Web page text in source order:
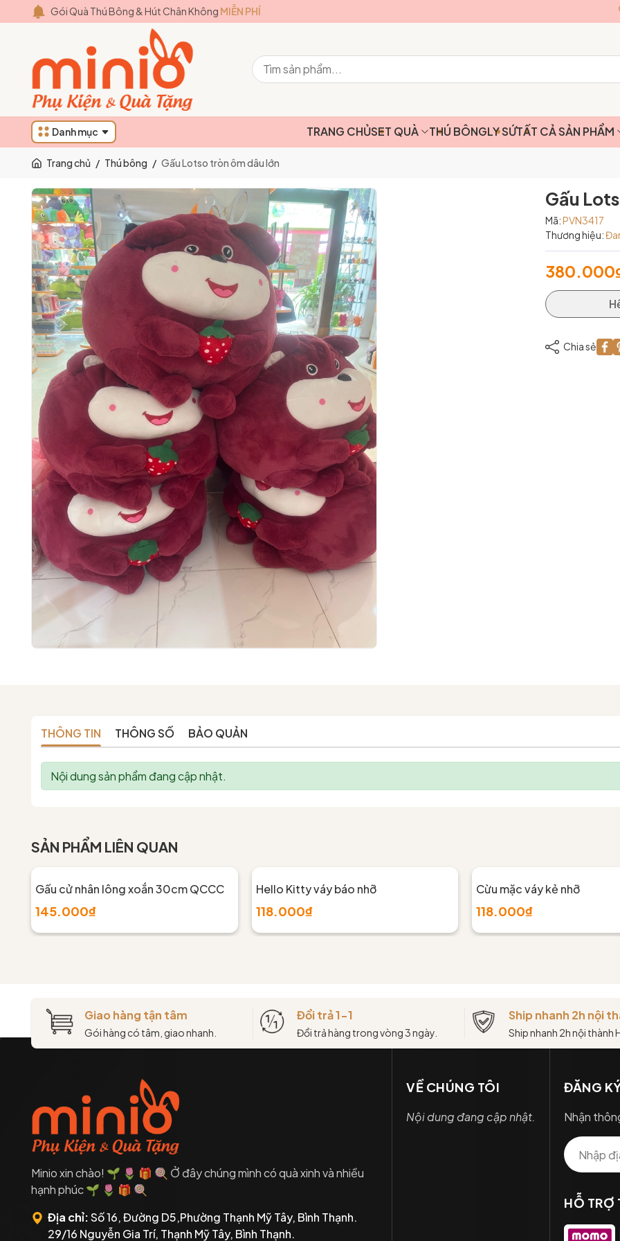
Gói Quà Thú Bông & Hút Chân Không MIỄN PHÍ
Danh mục TRANG CHỦSET QUÀ THÚ BÔNGLY SỨTẤT CẢ SẢN PHẨM
Trang chủ / Thú bông / Gấu Lotso tròn ôm dâu lớn
Gấu
Mã:PVN3417
Thương hiệu:
Chia sẻ
THÔNG TIN THÔNG SỐ BẢO QUẢN
Nội dung sản phẩm đang cập nhật.
SẢN PHẨM LIÊN QUAN
Gấu cử nhân lông xoắn 30cm QCCC
145.000₫
Hello Kitty váy báo nhỡ
118.000₫
Cừu mặc váy kẻ nhỡ
118.000₫
Giao hàng tận tâm
Gói hàng có tâm, giao nhanh.
Đổi trả 1-1
Đổi trả hàng trong vòng 3 ngày.
Ship nhanh 2h nội
Ship nhanh 2h nội thành
Minio xin chào! 🌱 🌷 🎁 🍭 Ở đây chúng mình có quà xinh và nhiều
hạnh phúc 🌱 🌷 🎁 🍭
Địa chỉ:Số 16, Đường D5,Phường Thạnh Mỹ Tây, Bình Thạnh.
29/16 Nguyễn Gia Trí, Thạnh Mỹ Tây, Bình Thạnh.
VỀ CHÚNG TÔI
Nội dung đang cập nhật.
ĐĂNG
Nhận
HỖ TRỢ